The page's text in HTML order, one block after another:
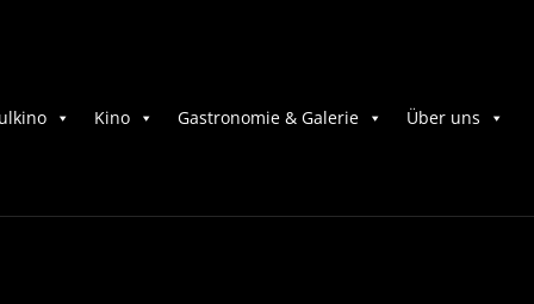
Kino Gastronomie & Galerie Über uns